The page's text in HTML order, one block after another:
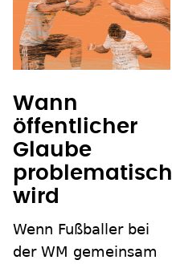
Wann
öffentlicher
Glaube
problematisch
wird
Wenn Fußballer bei
der WM gemeinsam